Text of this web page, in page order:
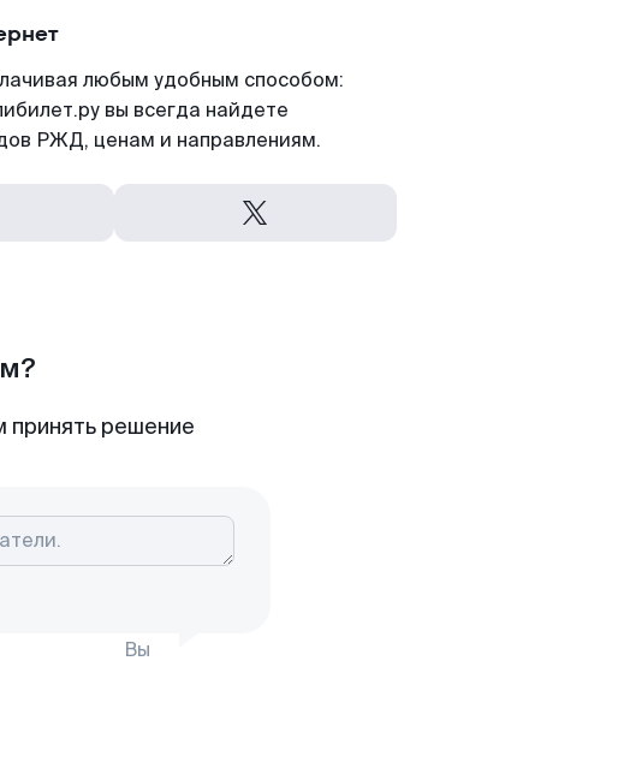
любым удобным способом:
вы всегда найдете
РЖД, ценам и направлениям.
принять решение
Вы